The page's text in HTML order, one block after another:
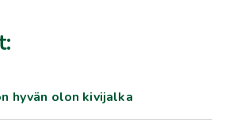
hyvän olon kivijalka